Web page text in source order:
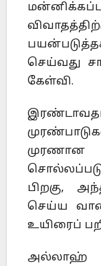
செய்வது
கேள்வி.
பிறகு,
செய்ய
உயிரைப்
அல்லாஹ்